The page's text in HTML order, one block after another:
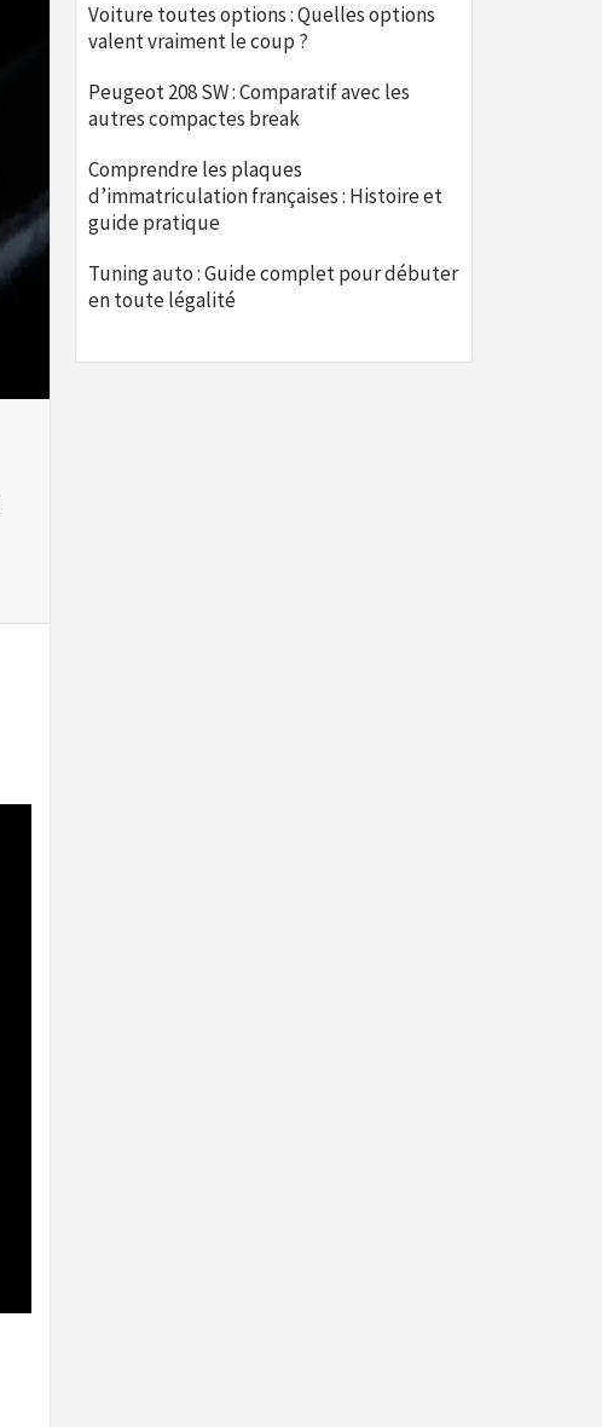
Voiture toutes options : Quelles options
valent vraiment le coup ?
Peugeot 208 SW : Comparatif avec les
autres compactes break
Comprendre les plaques
d’immatriculation françaises : Histoire et
guide pratique
Tuning auto : Guide complet pour débuter
en toute légalité